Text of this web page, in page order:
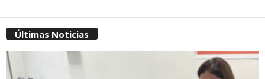
Últimas Noticias